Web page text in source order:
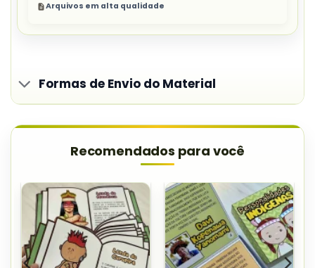
Arquivos em alta qualidade
Formas de Envio do Material
Recomendados para você